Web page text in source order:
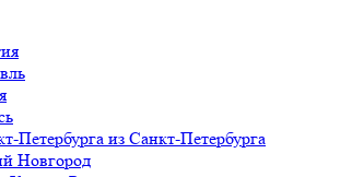
Петербурга из Санкт-Петербурга
Новгород